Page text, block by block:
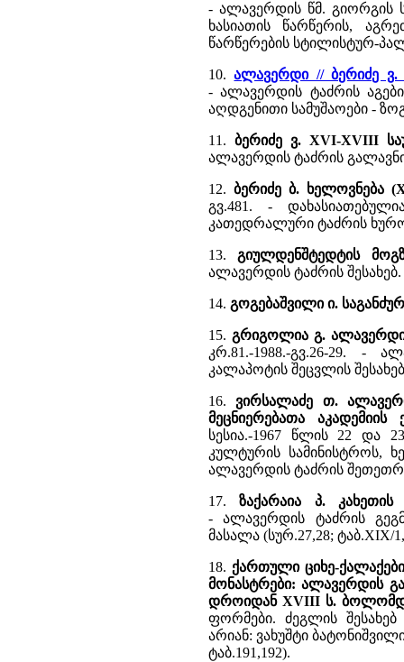
- ალავერდის წმ. გიორგის
ხასიათის წარწერის,
წარწერების სტილისტურ-
10.ალავერდი // ბერიძე
- ალავერდის ტაძრის
აღდგენითი სამუშაოები -
11. ბერიძე ვ. XVI-XVIII
ალავერდის ტაძრის
12. ბერიძე ბ. ხელოვნება
გვ.481. -
კათედრალური ტაძრის
13. გიულდენშტედტის
ალავერდის ტაძრის შესახებ.
14. გოგებაშვილი ი.
15. გრიგოლია გ.
კრ.81.-1988.-გვ.26-29. -
კალაპოტის შეცვლის
16. ვირსალაძე თ.
მეცნიერებათა
სესია.-1967 წლის 22 და
კულტურის სამინისტროს,
ალავერდის ტაძრის
17.ზაქარაია პ. კახეთის
- ალავერდის ტაძრის
მასალა (სურ.27,28; ტაბ.XIX/
18. ქართული ციხე-
მონასტრები: ალავერდის
დროიდან XVIII ს.
ფორმები. ძეგლის
არიან: ვახუშტი
ტაბ.191,192).